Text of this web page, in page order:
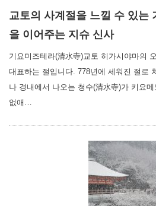
교토의 사계절을 느낄 수 있는
을 이어주는 지슈 신사
기요미즈테라(清水寺)교토 히가시야마의
대표하는 절입니다. 778년에 세워진 절로
나 경내에서 나오는 청수(清水寺)가 키요
없애…